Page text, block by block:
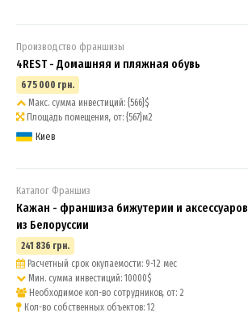
Производство франшизы
4REST - Домашняя и пляжная обувь
675 000 грн.
Макс. сумма инвестиций: {566}$
Площадь помещения, от: {567}м2
Киев
Каталог Франшиз
Кажан - франшиза бижутерии и аксессуаров
из Белоруссии
241 836 грн.
Расчетный срок окупаемости: 9-12 мес
Мин. сумма инвестиций: 10000$
Необходимое кол-во сотрудников, от: 2
Кол-во собственных объектов: 12